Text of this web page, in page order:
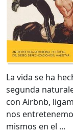
La vida se ha
segunda
con Airbnb,
nos
mismos en el ...